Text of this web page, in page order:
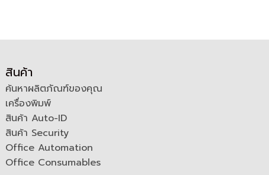
สินค้า
ค้นหาผลิตภัณฑ์ของคุณ
เครื่องพิมพ์
สินค้า Auto-ID
สินค้า Security
Office Automation
Office Consumables